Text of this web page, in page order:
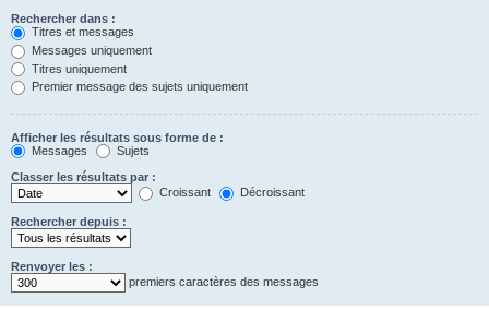
Rechercher dans :
Titres et messages
Messages uniquement
Titres uniquement
Premier message des sujets uniquement
Afficher les résultats sous forme de :
Messages
Sujets
Classer les résultats par :
Croissant
Décroissant
Rechercher depuis :
Renvoyer les :
premiers caractères des messages